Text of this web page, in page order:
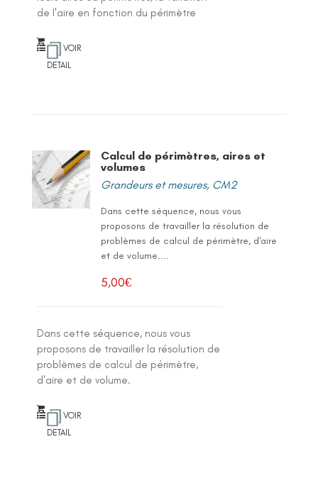
de l'aire en fonction du périmètre
VOIR
DETAIL
Calcul de périmètres, aires et
volumes
Grandeurs et mesures, CM2
Dans cette séquence, nous vous
proposons de travailler la résolution de
problèmes de calcul de périmètre, d'aire
et de volume....
5,00€
Dans cette séquence, nous vous
proposons de travailler la résolution de
problèmes de calcul de périmètre,
d'aire et de volume.
VOIR
DETAIL